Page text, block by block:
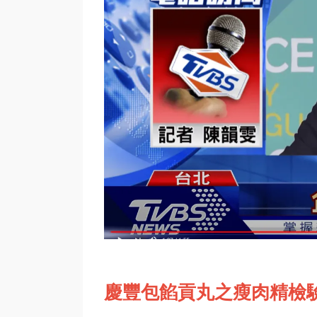
慶豐包餡貢丸之瘦肉精檢